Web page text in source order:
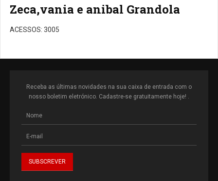
Zeca,vania e anibal Grandola
ACESSOS: 3005
Receba as últimas novidades na sua caixa de entrada com o
nosso boletim eletrónico. Cadastre-se gratuitamente hoje! .